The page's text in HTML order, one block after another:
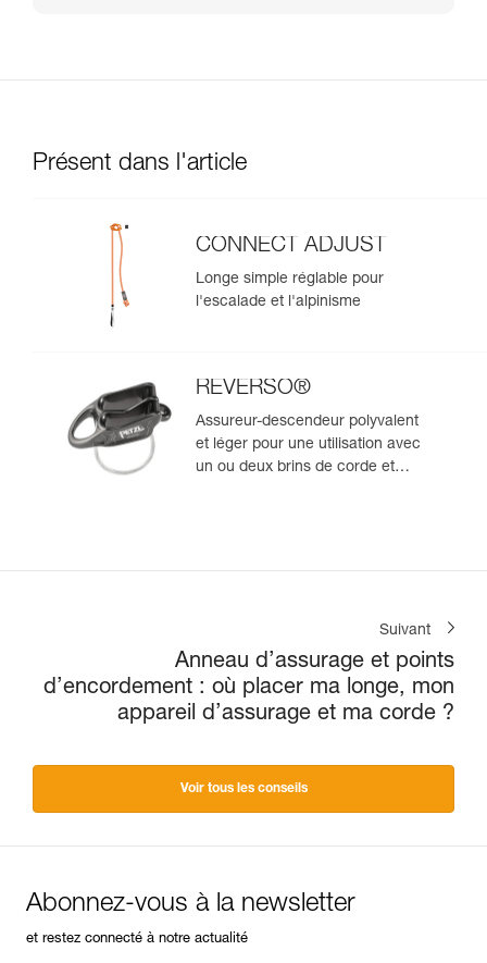
Présent dans l'article
CONNECT ADJUST
Longe simple réglable pour
l'escalade et l'alpinisme
REVERSO®
Assureur-descendeur polyvalent
et léger pour une utilisation avec
un ou deux brins de corde et
Suivant
Anneau d’assurage et points
d’encordement : où placer ma longe, mon
appareil d’assurage et ma corde ?
Voir tous les conseils
Abonnez-vous à la newsletter
et restez connecté à notre actualité